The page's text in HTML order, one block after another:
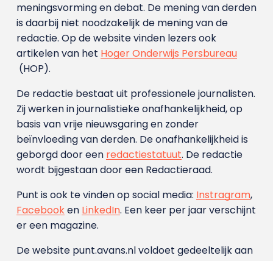
meningsvorming en debat. De mening van derden
is daarbij niet noodzakelijk de mening van de
redactie. Op de website vinden lezers ook
artikelen van het Hoger Onderwijs Persbureau
(HOP).
De redactie bestaat uit professionele journalisten.
Zij werken in journalistieke onafhankelijkheid, op
basis van vrije nieuwsgaring en zonder
beïnvloeding van derden. De onafhankelijkheid is
geborgd door een redactiestatuut. De redactie
wordt bijgestaan door een Redactieraad.
Punt is ook te vinden op social media: Instragram,
Facebooken LinkedIn. Een keer per jaar verschijnt
er een magazine.
De website punt.avans.nl voldoet gedeeltelijk aan